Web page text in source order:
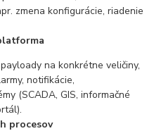
zmena konfigurácie, riadenie
na konkrétne veličiny,
notifikácie,
(SCADA, GIS, informačné
procesov